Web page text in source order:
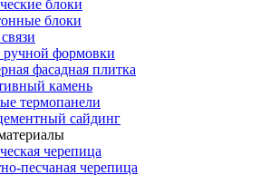
блоки
блоки
ручной формовки
фасадная плитка
камень
термопанели
сайдинг
черепица
песчаная черепица